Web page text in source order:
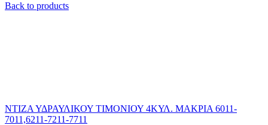
Back to products
ΝΤΙΖΑ ΥΔΡΑΥΛΙΚΟΥ ΤΙΜΟΝΙΟΥ 4ΚΥΛ. ΜΑΚΡΙΑ 6011-
7011,6211-7211-7711